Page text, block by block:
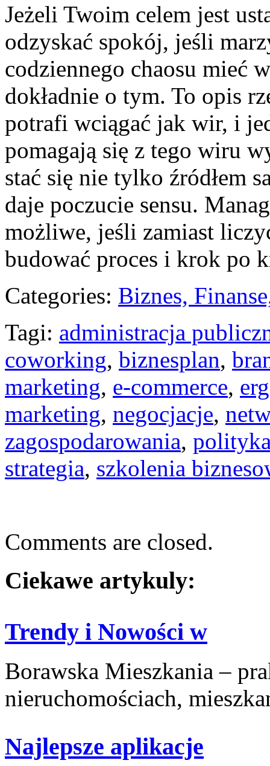
Jeżeli Twoim celem jest
odzyskać spokój, jeśli
codziennego chaosu mieć
dokładnie o tym. To opis
potrafi wciągać jak wir, i
pomagają się z tego wiru
stać się nie tylko źródłem
daje poczucie sensu.
możliwe, jeśli zamiast
budować proces i krok po
Categories: Biznes,
Tagi: administracja
coworking, biznesplan,
marketing, e-commerce,
marketing, negocjacje,
zagospodarowania,
strategia, szkolenia
Comments are closed.
Ciekawe artykuly:
Trendy i Nowości w
Borawska Mieszkania –
nieruchomościach,
Najlepsze aplikacje